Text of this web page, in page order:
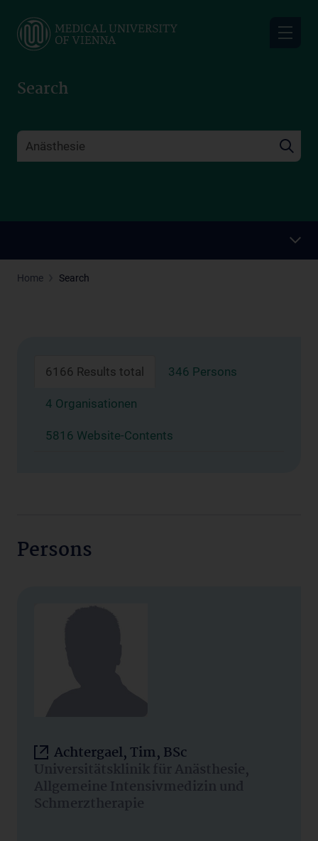
main
Search
Home Search
6166 Results total 346 Persons
4 Organisationen
5816 Website-Contents
Persons
Achtergael, Tim, BSc
Universitätsklinik für Anästhesie,
Allgemeine Intensivmedizin und
Schmerztherapie